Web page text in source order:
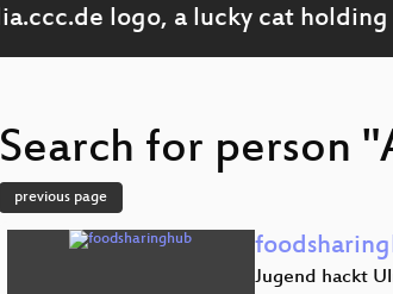
Search for person
previous page
Jugend hackt